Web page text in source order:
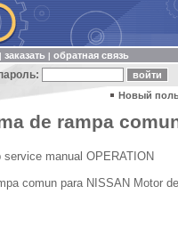
заказать обратная связь
Новый
de rampa
manual OPERATION
comun para NISSAN Motor